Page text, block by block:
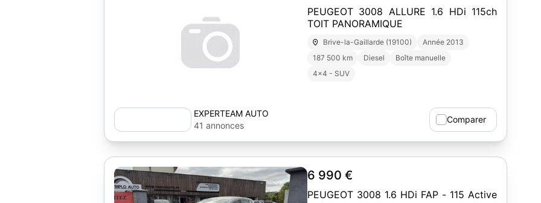
PEUGEOT 3008 ALLURE 1.6 HDi 115ch
TOIT PANORAMIQUE
Brive-la-Gaillarde (19100)
Année 2013
187 500 km
Diesel
Boîte manuelle
4x4 - SUV
EXPERTEAM AUTO
41 annonces
Comparer
6 990 €
PEUGEOT 3008 1.6 HDi FAP - 115 Active